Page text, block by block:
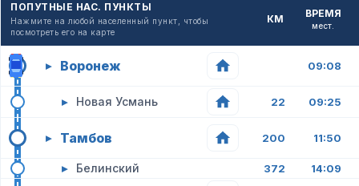
ПОПУТНЫЕ НАС. ПУНКТЫ
Нажмите на любой населенный пункт, чтобы
посмотреть его на карте
КМ ВРЕМЯ
мест.
▸ Воронеж 09:08
▸ Новая Усмань 22 09:25
▸ Тамбов 200 11:50
▸ Белинский 372 14:09